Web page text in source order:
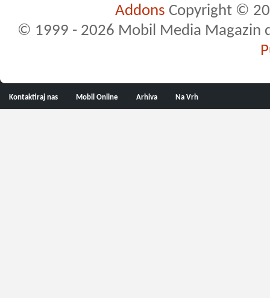
Addons Copyright ©
© 1999 - 2026 Mobil Media Magazin
Kontaktiraj nas Mobil Online Arhiva Na Vrh